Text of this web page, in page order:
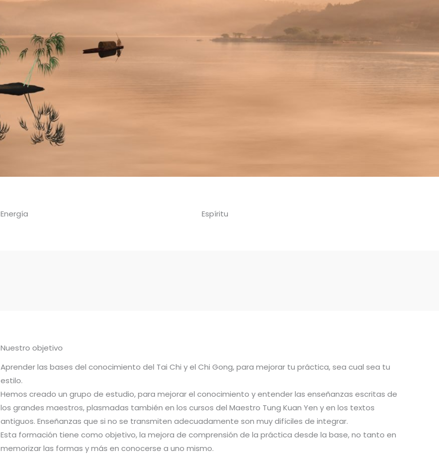
Energía Espíritu
Nuestro objetivo
Aprender las bases del conocimiento del Tai Chi y el Chi Gong, para mejorar tu práctica, sea cual sea tu
estilo.
Hemos creado un grupo de estudio, para mejorar el conocimiento y entender las enseñanzas escritas de
los grandes maestros, plasmadas también en los cursos del Maestro Tung Kuan Yen y en los textos
antiguos. Enseñanzas que si no se transmiten adecuadamente son muy difíciles de integrar.
Esta formación tiene como objetivo, la mejora de comprensión de la práctica desde la base, no tanto en
memorizar las formas y más en conocerse a uno mismo.